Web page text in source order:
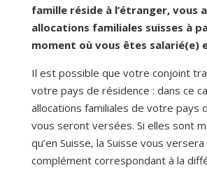
famille réside à l’étranger, vous
allocations familiales suisses à
moment où vous êtes salarié(e)
Il est possible que votre conjoint
votre pays de résidence : dans ce
allocations familiales de votre pays
vous seront versées. Si elles sont
qu’en Suisse, la Suisse vous
complément correspondant à la